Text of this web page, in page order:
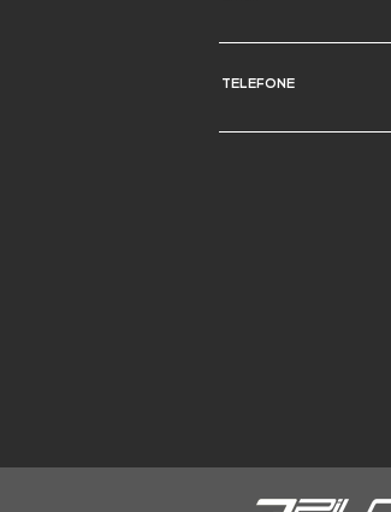
TELEFONE